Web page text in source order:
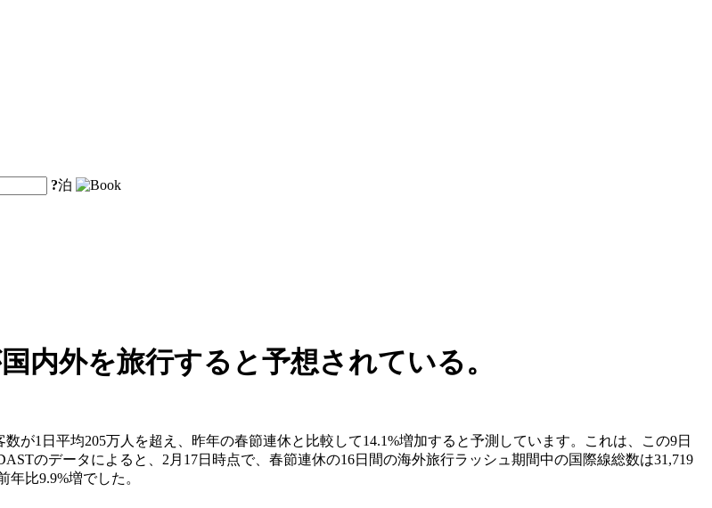
?泊
内外を旅行すると予想されている。
が1日平均205万人を超え、昨年の春節連休と比較して14.1%増加すると予測しています。これは、この9日
のデータによると、2月17日時点で、春節連休の16日間の海外旅行ラッシュ期間中の国際線総数は31,719
比9.9%増でした。